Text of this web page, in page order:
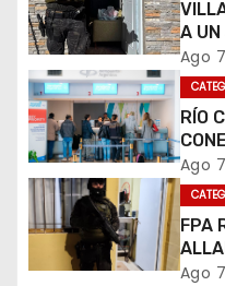
e
e
n
t
r
a
A UN
Ago
RÍO
Ago
FPA
Ago